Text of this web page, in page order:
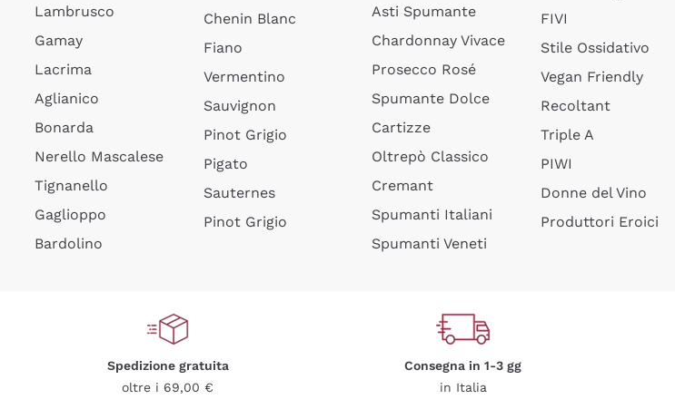
Lambrusco
Gamay
Lacrima
Aglianico
Bonarda
Nerello Mascalese
Tignanello
Gaglioppo
Bardolino
Chenin Blanc
Fiano
Vermentino
Sauvignon
Pinot Grigio
Pigato
Sauternes
Pinot Grigio
Asti Spumante
Chardonnay Vivace
Prosecco Rosé
Spumante Dolce
Cartizze
Oltrepò Classico
Cremant
Spumanti Italiani
Spumanti Veneti
FIVI
Stile Ossidativo
Vegan Friendly
Recoltant
Triple A
PIWI
Donne del Vino
Produttori Eroici
Spedizione gratuita
oltre i 69,00 €
Consegna in 1-3 gg
in Italia